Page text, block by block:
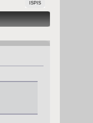
ISPIS